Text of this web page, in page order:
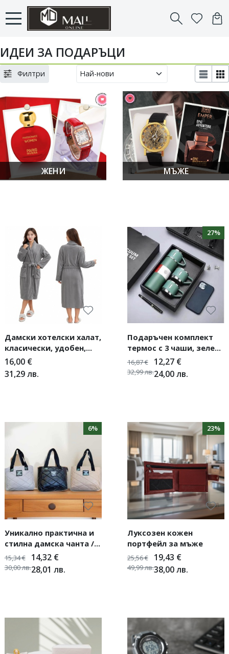
ИДЕИ ЗА ПОДАРЪЦИ
Филтри
ЖЕНИ МЪЖЕ
Дамски хотелски халат,
класически, удобен,
топъл, с връзки, мек,
сив
16,00 €
31,29лв.
27%
Подаръчен комплект
термос с 3 чаши, зелен,
розов, сив
12,27 €
24,00лв.
16,87€
32,99лв.
6%
Уникално практична и
стилна дамска чанта /
Широчина - 37см,
Височина - 39см
14,32 €
28,01 лв.
15,34€
30,00лв.
23%
Луксозен кожен
портфейл за мъже
19,43 €
38,00лв.
25,56€
49,99лв.